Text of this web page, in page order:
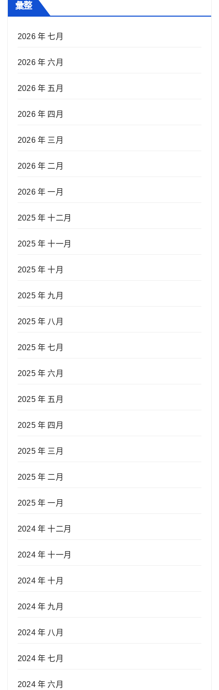
彙整
2026 年 七月
2026 年 六月
2026 年 五月
2026 年 四月
2026 年 三月
2026 年 二月
2026 年 一月
2025 年 十二月
2025 年 十一月
2025 年 十月
2025 年 九月
2025 年 八月
2025 年 七月
2025 年 六月
2025 年 五月
2025 年 四月
2025 年 三月
2025 年 二月
2025 年 一月
2024 年 十二月
2024 年 十一月
2024 年 十月
2024 年 九月
2024 年 八月
2024 年 七月
2024 年 六月